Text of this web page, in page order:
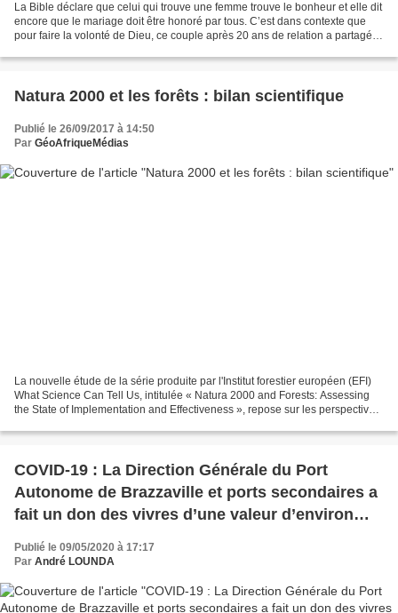
La Bible déclare que celui qui trouve une femme trouve le bonheur et elle dit
encore que le mariage doit être honoré par tous. C’est dans contexte que
pour faire la volonté de Dieu, ce couple après 20 ans de relation a partagé
Natura 2000 et les forêts : bilan scientifique
Publié le 26/09/2017 à 14:50
Par GéoAfriqueMédias
La nouvelle étude de la série produite par l'Institut forestier européen (EFI)
What Science Can Tell Us, intitulée « Natura 2000 and Forests: Assessing
the State of Implementation and Effectiveness », repose sur les perspectives
COVID-19 : La Direction Générale du Port
Autonome de Brazzaville et ports secondaires a
fait un don des vivres d’une valeur d’environ
Publié le 09/05/2020 à 17:17
Par André LOUNDA